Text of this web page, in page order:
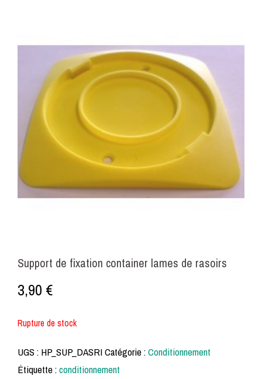
Support de fixation container lames de rasoirs
3,90 €
Rupture de stock
UGS : HP_SUP_DASRICatégorie :Conditionnement
Étiquette :conditionnement